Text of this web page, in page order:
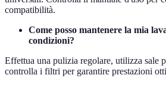
compatibilità.
Come posso mantenere la mia
condizioni?
Effettua una pulizia regolare, utilizza sale
controlla i filtri per garantire prestazioni